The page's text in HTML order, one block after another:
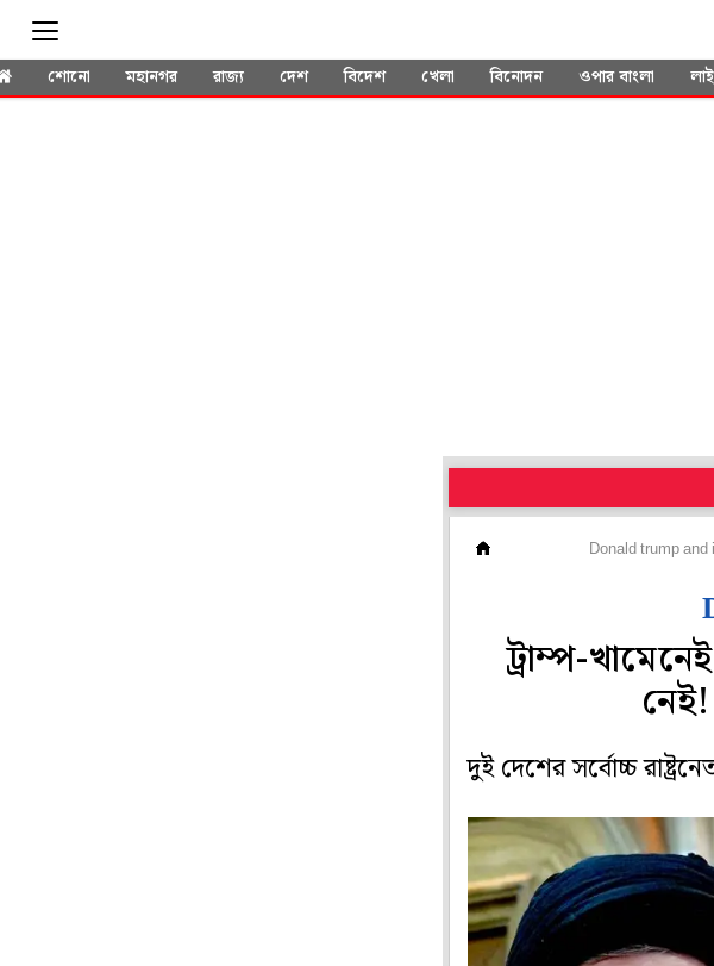
শোনো মহানগর রাজ্য দেশ বিদেশ খেলা বিনোদন ওপার বাংলা
Donald trump
ট্রাম্প-
দুই দেশের সর্বোচ্চ